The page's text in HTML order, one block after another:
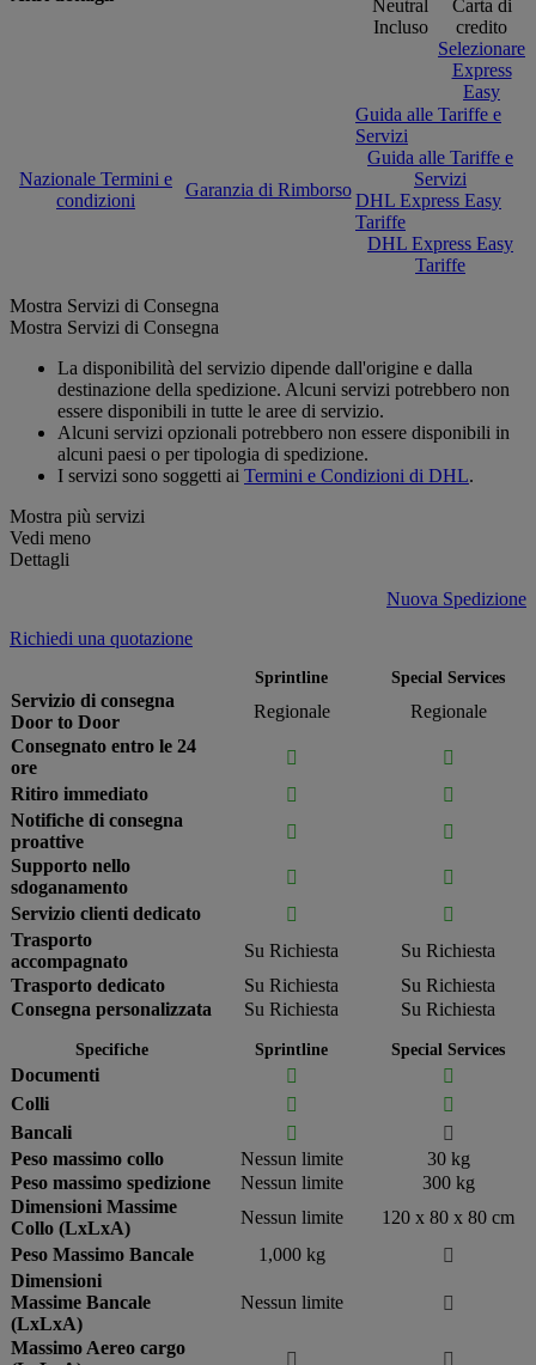
Neutral
Incluso
Carta di
credito
Selezionare
Express
Easy
Nazionale Termini e
condizioni
Garanzia di Rimborso
Guida alle Tariffe e
Servizi
Guida alle Tariffe e
Servizi
DHL Express Easy
Tariffe
DHL Express Easy
Tariffe
Mostra Servizi di Consegna
Mostra Servizi di Consegna
La disponibilità del servizio dipende dall'origine e dalla
destinazione della spedizione. Alcuni servizi potrebbero non
essere disponibili in tutte le aree di servizio.
Alcuni servizi opzionali potrebbero non essere disponibili in
alcuni paesi o per tipologia di spedizione.
I servizi sono soggetti ai Termini e Condizioni di DHL.
Mostra più servizi
Vedi meno
Dettagli
Nuova Spedizione
Richiedi una quotazione
Sprintline Special Services
Servizio di consegna
Door to Door
Regionale
Regionale
Consegnato entro le 24
ore


Ritiro immediato


Notifiche di consegna
proattive


Supporto nello
sdoganamento


Servizio clienti dedicato


Trasporto
accompagnato
Su Richiesta
Su Richiesta
Trasporto dedicato
Su Richiesta
Su Richiesta
Consegna personalizzata
Su Richiesta Su Richiesta
Specifiche Sprintline Special Services
Documenti 

Colli


Bancali


Peso massimo collo
Nessun limite
30 kg
Peso massimo spedizione
Nessun limite
300 kg
Dimensioni Massime
Collo (LxLxA)
Nessun limite
120 x 80 x 80 cm
Peso Massimo Bancale
1,000 kg

Dimensioni
Massime Bancale
(LxLxA)
Nessun limite 
Massimo Aereo cargo
 